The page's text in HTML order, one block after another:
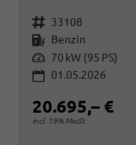
Fahrzeugnr. 33108
Kraftstoff Benzin
Leistung 70 kW (95 PS)
01.05.2026
20.695,– €
incl. 19% MwSt.